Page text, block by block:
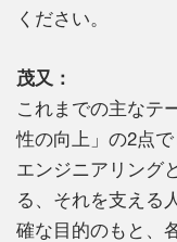
ください。
茂又：
これまでの主なテ
性の向上」の2点
エンジニアリング
る、それを支える
確な目的のもと、